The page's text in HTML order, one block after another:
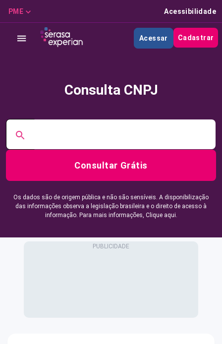
PME Acessibilidade
Acessar Cadastrar
Consulta CNPJ
Consultar Grátis
Os dados são de origem pública e não são sensíveis. A disponibilização
das informações observa a legislação brasileira e o direito de acesso à
informação. Para mais informações, Clique aqui.